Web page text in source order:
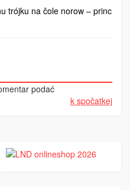
trójku na čole norow – princ
podać
k spočatkej